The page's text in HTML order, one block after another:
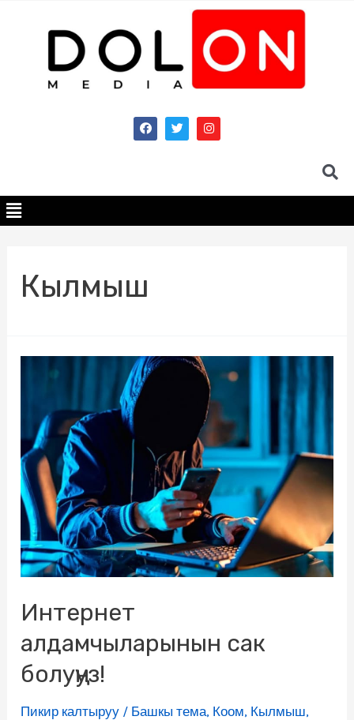
Кылмыш
Интернет
алдамчыларынын сак
болуңуз!
Пикир калтыруу / Башкы тема, Коом, Кылмыш,